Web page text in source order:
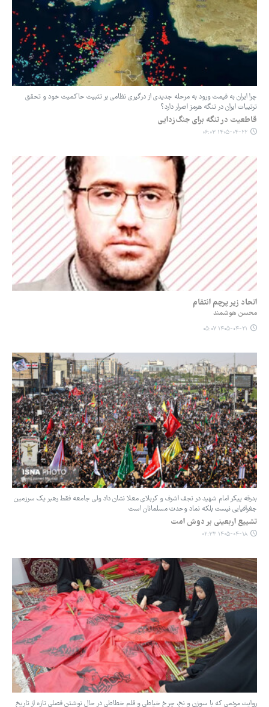
چرا ایران به قیمت ورود به مرحله جدیدی از درگیری نظامی بر تثبیت حاکمیت خود و تحقق
ترتیبات ایران در تنگه هرمز اصرار دارد؟
قاطعیت در تنگه برای جنگ‌زدایی
۱۴۰۵-۰۴-۲۲ ۰۶:۰۳
اتحاد زیر پرچم انتقام
محسن هوشمند
۱۴۰۵-۰۴-۲۱ ۰۵:۰۷
بدرقه پیکر امام شهید در نجف اشرف و کربلای معلا نشان داد ولی جامعه فقط رهبر یک سرزمین
جغرافیایی نیست بلکه نماد وحدت مسلمانان است
تشییع اربعینی بر دوش امت
۱۴۰۵-۰۴-۱۸ ۰۲:۳۳
روایت مردمی که با سوزن و نخ، چرخ خیاطی و قلم خطاطی در حال نوشتن فصلی تازه از تاریخ